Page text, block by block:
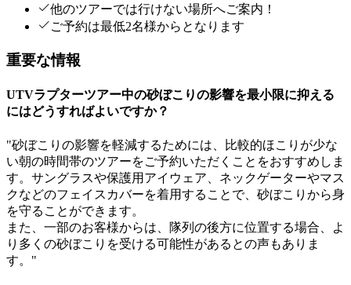
他のツアーでは行けない場所へご案内！
ご予約は最低2名様からとなります
重要な情報
UTVラプターツアー中の砂ぼこりの影響を最小限に抑える
にはどうすればよいですか？
"砂ぼこりの影響を軽減するためには、比較的ほこりが少な
い朝の時間帯のツアーをご予約いただくことをおすすめしま
す。サングラスや保護用アイウェア、ネックゲーターやマス
クなどのフェイスカバーを着用することで、砂ぼこりから身
を守ることができます。
また、一部のお客様からは、隊列の後方に位置する場合、よ
り多くの砂ぼこりを受ける可能性があるとの声もありま
す。"